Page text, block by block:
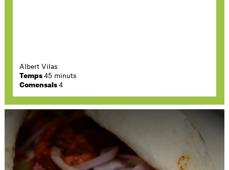
Albert Vilas
Temps45 minuts
Comensals4